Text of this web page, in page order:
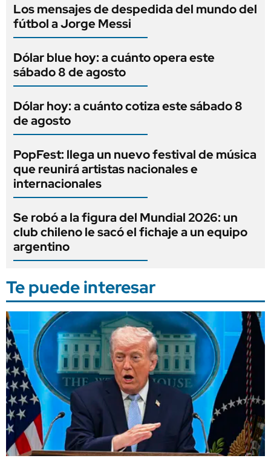
Los mensajes de despedida del mundo del
fútbol a Jorge Messi
Dólar blue hoy: a cuánto opera este
sábado 8 de agosto
Dólar hoy: a cuánto cotiza este sábado 8
de agosto
PopFest: llega un nuevo festival de música
que reunirá artistas nacionales e
internacionales
Se robó a la figura del Mundial 2026: un
club chileno le sacó el fichaje a un equipo
argentino
Te puede interesar